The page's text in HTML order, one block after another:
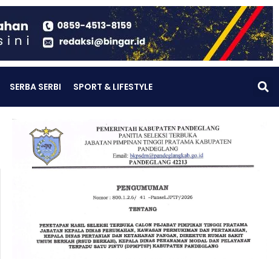
SERBA SERBI SPORT & LIFESTYLE